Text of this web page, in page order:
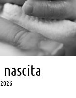
nascita